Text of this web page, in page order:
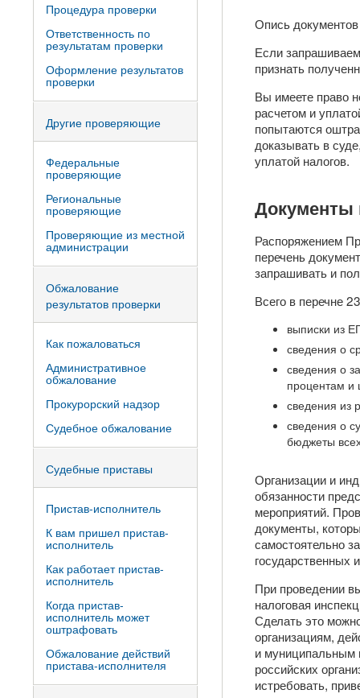
Опись
Если
признать
Вы имеете право
расчетом и
попытаются
доказывать в
уплатой налогов.
Документы
Распоряжением
перечень
запрашивать и
Всего в перечне
выписки из
сведения о
сведения о
процентам и
сведения из
сведения о
бюджеты
Организации и
обязанности
мероприятий.
документы,
самостоятельно
государственных
При проведении
налоговая
Сделать это
организациям,
и муниципальным
российских
истребовать,
Процедура проверки
Ответственность по
результатам проверки
Оформление результатов
проверки
Другие проверяющие
Федеральные
проверяющие
Региональные
проверяющие
Проверяющие из местной
администрации
Обжалование
результатов проверки
Как пожаловаться
Административное
обжалование
Прокурорский надзор
Судебное обжалование
Судебные приставы
Пристав-исполнитель
К вам пришел пристав-
исполнитель
Как работает пристав-
исполнитель
Когда пристав-
исполнитель может
оштрафовать
Обжалование действий
пристава-исполнителя